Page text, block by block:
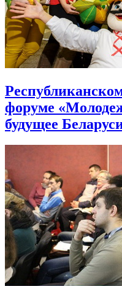
форуме
будущее